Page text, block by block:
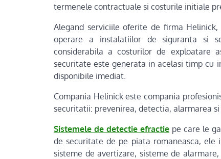
termenele contractuale si costurile initiale
Alegand serviciile oferite de firma
operare a instalatiilor de siguranta si
considerabila a costurilor de
securitate este generata in acelasi timp cu
disponibile imediat.
Compania Helinick este compania
securitatii: prevenirea, detectia, alarmarea
Sistemele de detectie efractiepe care le
de securitate de pe piata romaneasca,
sisteme de avertizare, sisteme de